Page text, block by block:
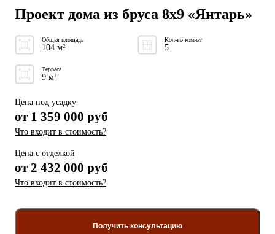
Проект дома из бруса 8x9 «Янтарь»
Общая площадь
104 м²
Кол-во комнат
5
Терраса
9 м²
Цена под усадку
от 1 359 000 руб
Что входит в стоимость?
Цена с отделкой
от 2 432 000 руб
Что входит в стоимость?
Получить консультацию